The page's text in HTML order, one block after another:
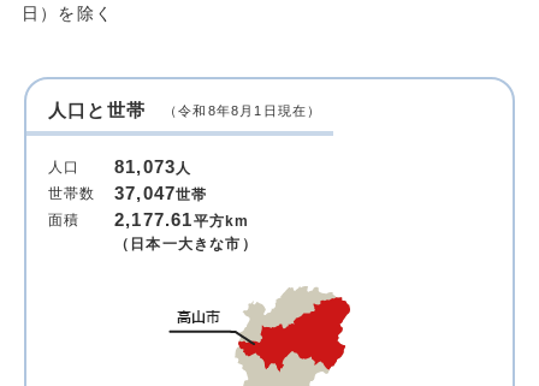
日）を除く
人口と世帯 （令和8年8月1日現在）
人口 81,073人
世帯数
37,047世帯
面積
2,177.61平方km
（日本一大きな市）